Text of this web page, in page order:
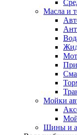
Масла и
Мойки
Шины и